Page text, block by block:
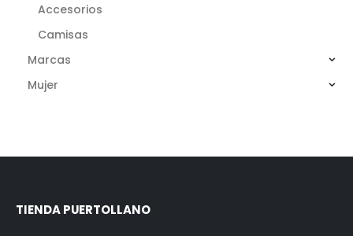
Accesorios
Camisas
Marcas
Mujer
TIENDA PUERTOLLANO